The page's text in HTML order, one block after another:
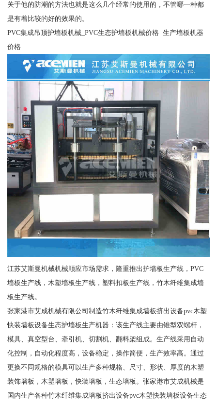
关于他的防潮的方法也就是这么几个经常的使用的，不管哪一种都
是有着比较的好的效果的。
PVC集成吊顶护墙板机械_PVC生态护墙板机械价格 生产墙板机器
价格
江苏艾斯曼机械机械顺应市场需求，隆重推出护墙板生产线，PVC
墙板生产线，木塑墙板生产线，塑料扣板生产线，竹木纤维集成墙
板生产线。
张家港市艾成机械有限公司制造竹木纤维集成墙板挤出设备pvc木塑
快装墙板设备生态护墙板生产机器：该生产线主要由锥型双螺杆，
模具、真空型台、牵引机、切割机、翻料架组成。生产线采用自动
化控制，自动化程度高，设备稳定，操作简便，生产效率高。通过
更换不同规格的模具可以生产多种规格、尺寸、形状、厚度的木塑
装饰墙板，木塑墙板，快装墙板，生态墙板。张家港市艾成机械是
国内生产各种竹木纤维集成墙板挤出设备pvc木塑快装墙板设备生态